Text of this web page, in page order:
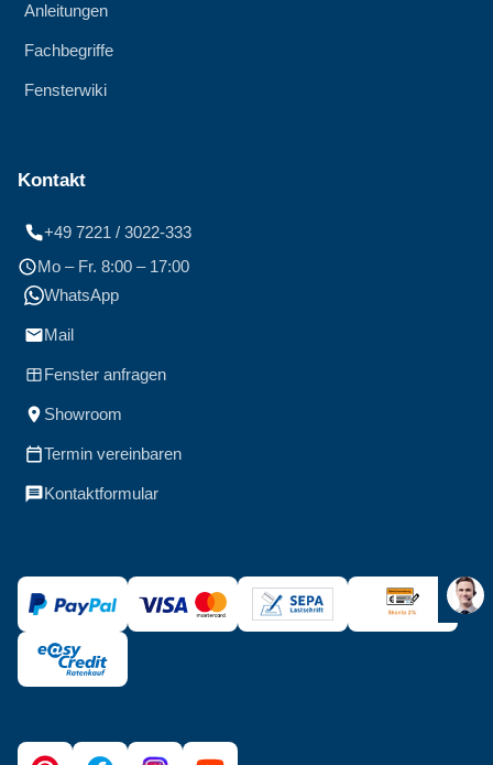
Anleitungen
Fachbegriffe
Fensterwiki
Kontakt
+49 7221 / 3022-333
Mo – Fr. 8:00 – 17:00
WhatsApp
Mail
Fenster anfragen
Showroom
Termin vereinbaren
Kontaktformular